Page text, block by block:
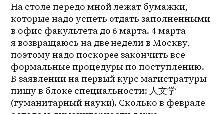
На столе передо мной лежат бумажки,
которые надо успеть отдать заполненными
в офис факультета до 6 марта. 4 марта
я возвращаюсь на две недели в Москву,
поэтому надо поскорее закончить все
формальные процедуры по поступлению.
В заявлении на первый курс магистратуры
пишу в блоке специальности: 人文学
(гуманитарный науки). Сколько в феврале